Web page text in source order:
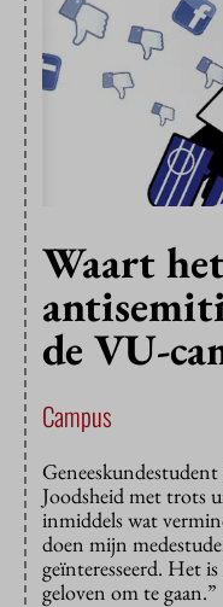
Waart
de VU-
Campus
Joodsheid met trots
inmiddels wat
doen mijn
geïnteresseerd. Het
geloven om te gaan.”